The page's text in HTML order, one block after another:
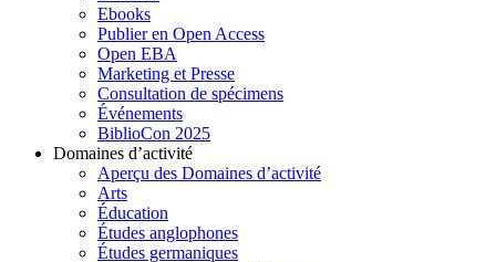
Ebooks
Publier en Open Access
Open EBA
Marketing et Presse
Consultation de spécimens
Événements
BiblioCon 2025
Domaines d’activité
Aperçu des Domaines d’activité
Arts
Éducation
Études anglophones
Études germaniques